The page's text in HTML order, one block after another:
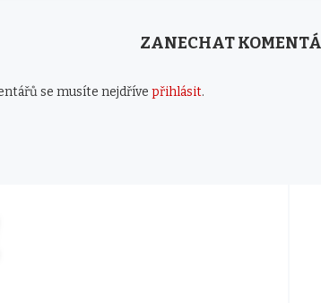
ZANECHAT
se musíte nejdříve přihlásit.